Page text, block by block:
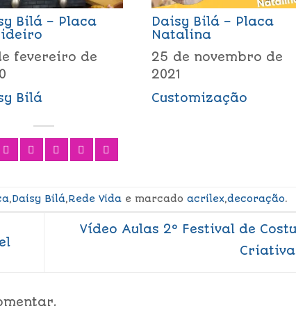
Bilá – Placa
fevereiro de
Bilá
Daisy Bilá – Placa
Natalina
25 de novembro de
2021
Customização
,Daisy Bilá,Rede Vidae marcado acrilex,decoração.
Vídeo Aulas 2º Festival de
Criativa